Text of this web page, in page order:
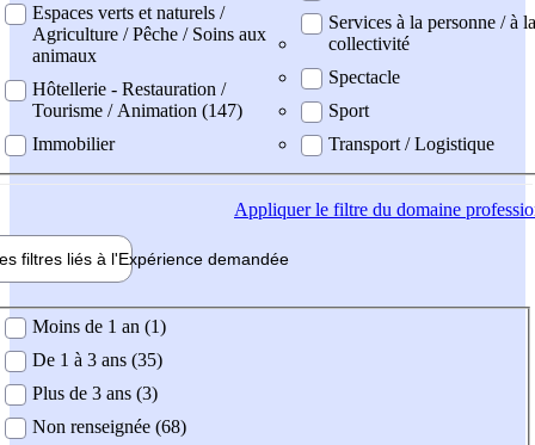
Espaces verts et naturels /
Agriculture / Pêche / Soins aux
animaux
Hôtellerie - Restauration /
Tourisme / Animation (147)
Immobilier
Services à la personne / à la
collectivité
Spectacle
Sport
Transport / Logistique
Appliquerle filtre du domaine
filtres liés à l'Expérience demandée
demandée
Moins de 1 an (1)
De 1 à 3 ans (35)
Plus de 3 ans (3)
Non renseignée (68)